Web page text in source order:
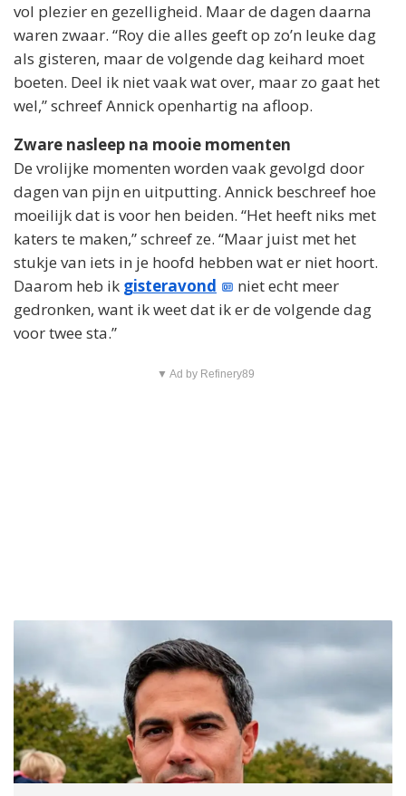
vol plezier en gezelligheid. Maar de dagen daarna
waren zwaar. “Roy die alles geeft op zo’n leuke dag
als gisteren, maar de volgende dag keihard moet
boeten. Deel ik niet vaak wat over, maar zo gaat het
wel,” schreef Annick openhartig na afloop.
Zware nasleep na mooie momenten
De vrolijke momenten worden vaak gevolgd door
dagen van pijn en uitputting. Annick beschreef hoe
moeilijk dat is voor hen beiden. “Het heeft niks met
katers te maken,” schreef ze. “Maar juist met het
stukje van iets in je hoofd hebben wat er niet hoort.
Daarom heb ik gisteravond
niet echt meer
gedronken, want ik weet dat ik er de volgende dag
voor twee sta.”
▼ Ad by Refinery89